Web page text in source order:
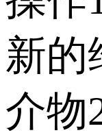
新的
介物